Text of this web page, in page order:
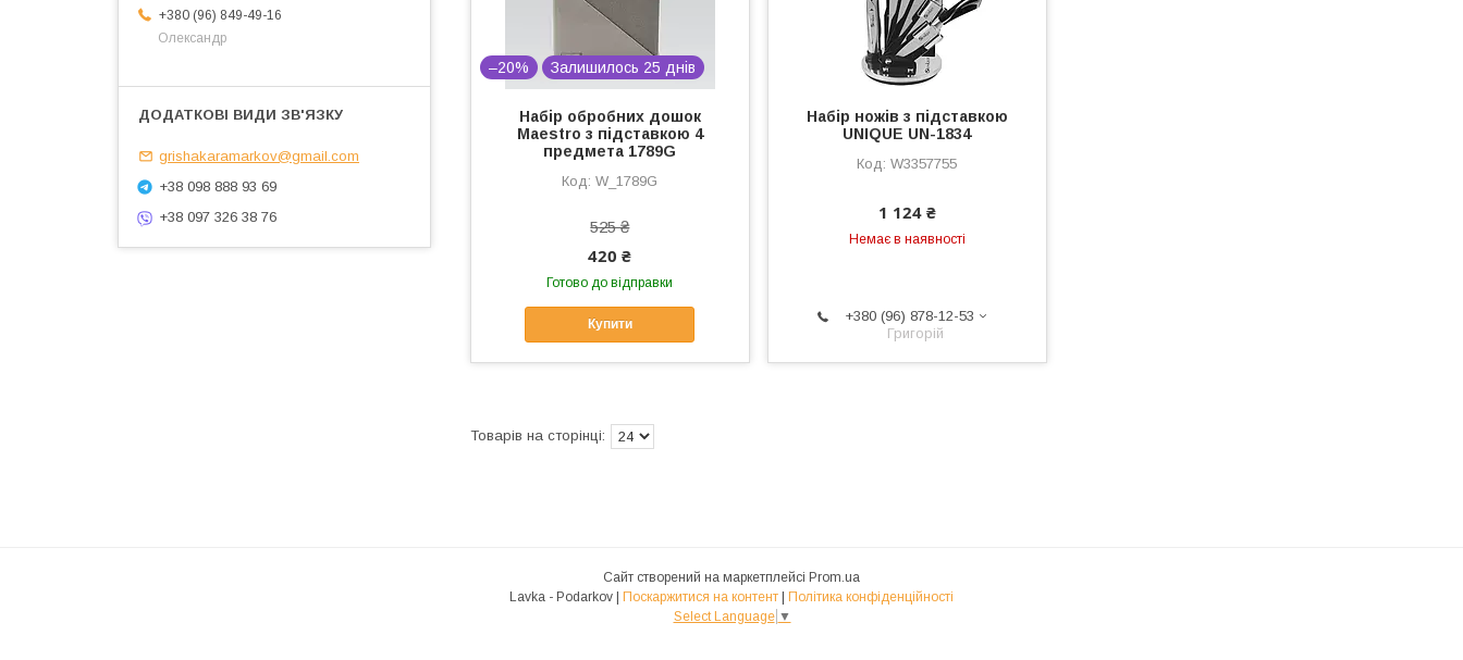
–20% Залишилось 25 днів
Набір обробних дошок
Maestro з підставкою 4
предмета 1789G
W_1789G
525 ₴
420 ₴
Готово до відправки
Купити
Набір ножів з підставкою
UNIQUE UN-1834
W3357755
1 124 ₴
Немає в наявності
+380 (96) 878-12-53
Григорій
+380 (96) 849-49-16
Олександр
grishakaramarkov@gmail.com
+38 098 888 93 69
+38 097 326 38 76
Сайт створений на маркетплейсі Prom.ua
Lavka - Podarkov | Поскаржитися на контент | Політика конфіденційності
Select Language ▼